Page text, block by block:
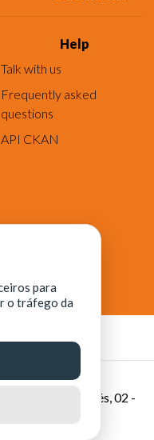
Help
Talk with us
Frequently asked
questions
API CKAN
de Ciência,
dos Tremembés, 02 -
para
o tráfego da